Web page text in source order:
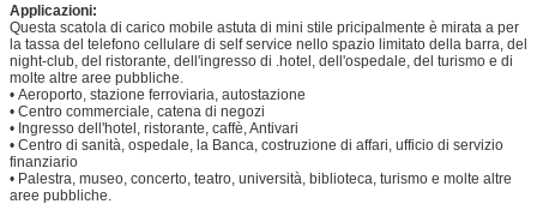
Applicazioni:
Questa scatola di carico mobile astuta di mini stile pricipalmente è mirata a per
la tassa del telefono cellulare di self service nello spazio limitato della barra, del
night-club, del ristorante, dell'ingresso di .hotel, dell'ospedale, del turismo e di
molte altre aree pubbliche.
• Aeroporto, stazione ferroviaria, autostazione
• Centro commerciale, catena di negozi
• Ingresso dell'hotel, ristorante, caffè, Antivari
• Centro di sanità, ospedale, la Banca, costruzione di affari, ufficio di servizio
finanziario
• Palestra, museo, concerto, teatro, università, biblioteca, turismo e molte altre
aree pubbliche.